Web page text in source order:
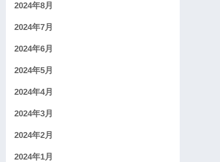
2024年8月
2024年7月
2024年6月
2024年5月
2024年4月
2024年3月
2024年2月
2024年1月